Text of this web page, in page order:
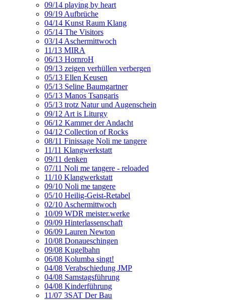
09/14 playing by heart
09/19 Aufbrüche
04/14 Kunst Raum Klang
05/14 The Visitors
03/14 Aschermittwoch
11/13 MIRA
06/13 HornroH
09/13 zeigen verhüllen verbergen
05/13 Ellen Keusen
05/13 Seline Baumgartner
05/13 Manos Tsangaris
05/13 trotz Natur und Augenschein
09/12 Art is Liturgy
06/12 Kammer der Andacht
04/12 Collection of Rocks
08/11 Finissage Noli me tangere
11/11 Klangwerkstatt
09/11 denken
07/11 Noli me tangere - reloaded
11/10 Klangwerkstatt
09/10 Noli me tangere
05/10 Heilig-Geist-Retabel
02/10 Aschermittwoch
10/09 WDR meister.werke
09/09 Hinterlassenschaft
06/09 Lauren Newton
10/08 Donaueschingen
09/08 Kugelbahn
06/08 Kolumba singt!
04/08 Verabschiedung JMP
04/08 Samstagsführung
04/08 Kinderführung
11/07 3SAT Der Bau